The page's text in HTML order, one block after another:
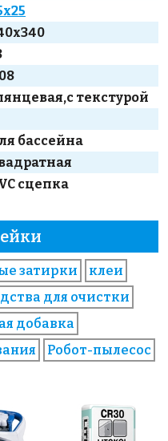
текстурой
бассейна
сцепка
затирки
клеи
для очистки
добавка
Робот-пылесос